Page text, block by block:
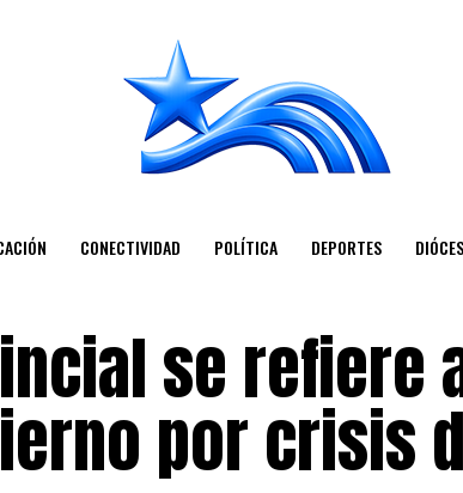
CONECTIVIDAD POLÍTICA DEPORTES
se refiere
por crisis